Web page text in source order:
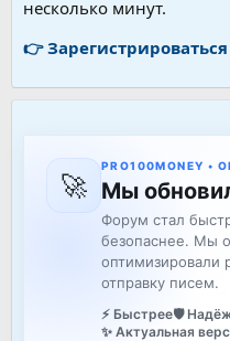
несколько минут.
👉
🚀
PRO100MONEY •
Мы
Форум стал
безопаснее. Мы
оптимизировали
отправку писем.
⚡ Быстрее🛡️
✨ Актуальная